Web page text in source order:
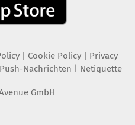
| Cookie Policy| Privacy
Push-Nachrichten | Netiquette
GmbH